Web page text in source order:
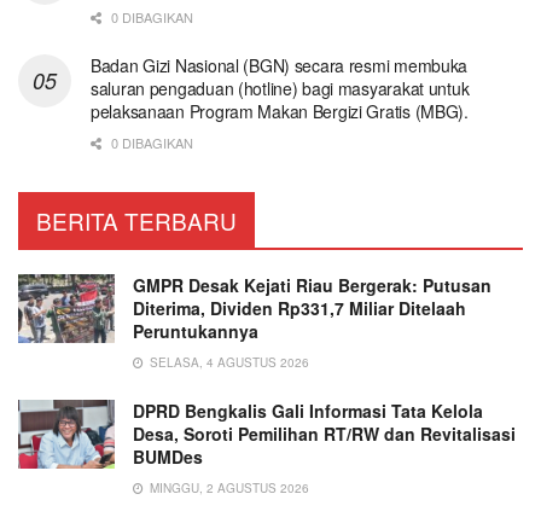
0 DIBAGIKAN
Badan Gizi Nasional (BGN) secara resmi membuka
saluran pengaduan (hotline) bagi masyarakat untuk
pelaksanaan Program Makan Bergizi Gratis (MBG).
0 DIBAGIKAN
BERITA TERBARU
GMPR Desak Kejati Riau Bergerak: Putusan
Diterima, Dividen Rp331,7 Miliar Ditelaah
Peruntukannya
SELASA, 4 AGUSTUS 2026
DPRD Bengkalis Gali Informasi Tata Kelola
Desa, Soroti Pemilihan RT/RW dan Revitalisasi
BUMDes
MINGGU, 2 AGUSTUS 2026